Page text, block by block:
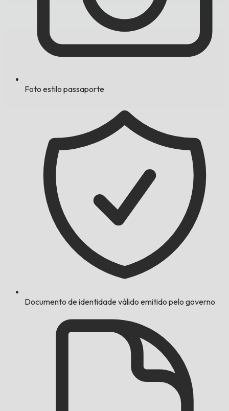
Foto estilo passaporte
Documento de identidade válido emitido pelo governo